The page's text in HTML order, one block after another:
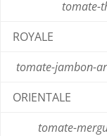
tomate-
ROYALE
tomate-jambon-
ORIENTALE
tomate-